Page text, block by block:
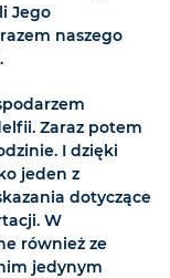
Jego
naszego
Zaraz potem
I dzięki
jeden z
dotyczące
W
również ze
jedynym